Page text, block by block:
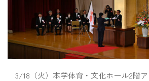
3/18（火）本学体育・文化ホール2階